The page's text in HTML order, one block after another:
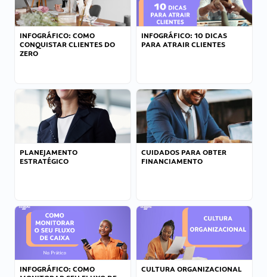
INFOGRÁFICO: COMO
CONQUISTAR CLIENTES DO
ZERO
INFOGRÁFICO: 10 DICAS
PARA ATRAIR CLIENTES
PLANEJAMENTO
ESTRATÉGICO
CUIDADOS PARA OBTER
FINANCIAMENTO
INFOGRÁFICO: COMO
CULTURA ORGANIZACIONAL